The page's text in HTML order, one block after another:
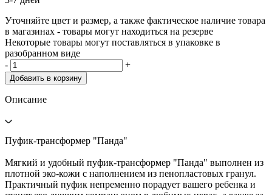
Уточняйте цвет и размер, а также фактическое наличие товара
в магазинах - товары могут находиться на резерве
Некоторые товары могут поставляться в упаковке в
разобранном виде
-
+
Добавить в корзину
Описание
Пуфик-трансформер "Панда"
Мягкий и удобный пуфик-трансформер "Панда" выполнен из
плотной эко-кожи с наполнением из пенопластовых гранул.
Практичный пуфик непременно порадует вашего ребенка и